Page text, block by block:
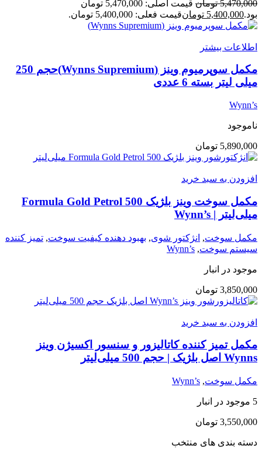
5,470,000 تومان
قیمت اصلی: 5,470,000 تومان
بود.5,400,000 تومانقیمت فعلی: 5,400,000 تومان.
اطلاعات بیشتر
مکمل سوپرمیوم وینز (Wynns Supremium)حجم 250
میلی لیتر بسته 6 عددی
Wynn’s
ناموجود
5,890,000 تومان
افزودن به سبد خرید
مکمل سوخت وینز بلژیک Formula Gold Petrol 500
میلی‌لیتر | Wynn’s
مکمل سوخت, انژکتور شوی, بهبود دهنده کیفیت سوخت, تمیز کننده
سیستم سوخت,
Wynn’s
موجود در انبار
3,850,000 تومان
افزودن به سبد خرید
مکمل تمیز کننده کاتالیزور و سنسور اکسیژن وینز
Wynns اصل بلژیک | حجم 500 میلی‌لیتر
مکمل سوخت,
Wynn’s
5 موجود در انبار
3,550,000 تومان
دسته بندی های منتخب